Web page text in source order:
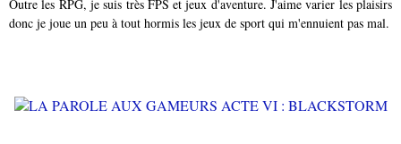
Outre les RPG, je suis très FPS et jeux d'aventure. J'aime varier les plaisirs
donc je joue un peu à tout hormis les jeux de sport qui m'ennuient pas mal.